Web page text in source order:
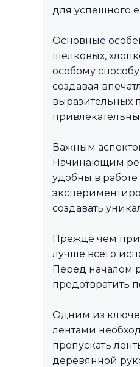
для успешного
Основные
шелковых,
особому
создавая
выразительных
Важным
Начинающим
удобны в
создавать
Прежде чем
лучше всего
Перед началом
предотвратить
Одним из
лентами
пропускать
деревянной